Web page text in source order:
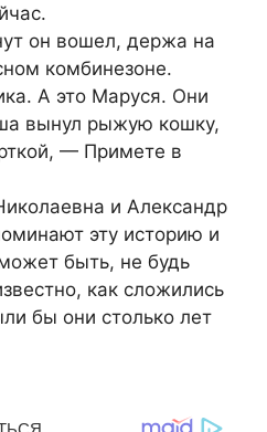
он вошел, держа на
комбинезоне.
А это Маруся. Они
вынул рыжую кошку,
— Примете в
и Александр
эту историю и
быть, не будь
как сложились
бы они столько лет